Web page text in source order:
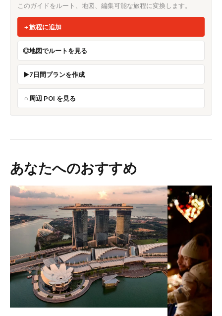
このガイドをルート、地図、編集可能な旅程に変換します。
旅程に追加
地図でルートを見る
7日間プランを作成
周辺 POI を見る
あなたへのおすすめ